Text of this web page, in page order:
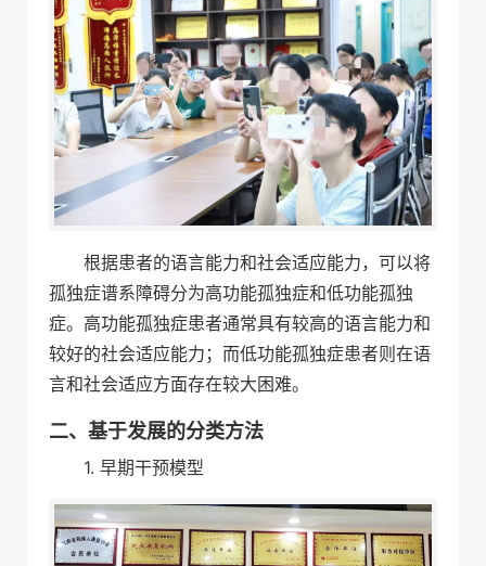
根据患者的语言能力和社会适应能力，可以将
孤独症谱系障碍分为高功能孤独症和低功能孤独
症。高功能孤独症患者通常具有较高的语言能力和
较好的社会适应能力；而低功能孤独症患者则在语
言和社会适应方面存在较大困难。
二、基于发展的分类方法
1. 早期干预模型